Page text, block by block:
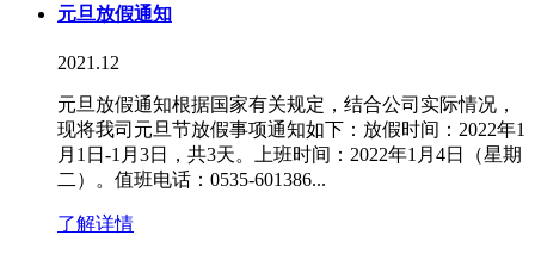
元旦放假通知
2021.12
元旦放假通知根据国家有关规定，结合公司实际情况，
现将我司元旦节放假事项通知如下：放假时间：2022年1
月1日-1月3日，共3天。上班时间：2022年1月4日（星期
二）。值班电话：0535-601386...
了解详情